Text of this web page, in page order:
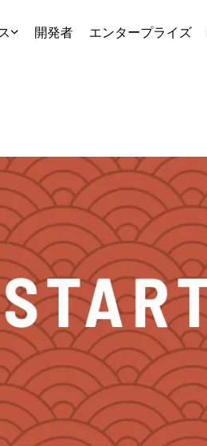
開発者 エンタープライズ